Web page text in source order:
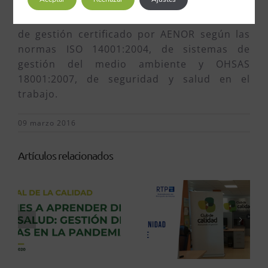
de gestión certificado por AENOR según las
normas ISO 14001:2004, de sistemas de
gestión del medio ambiente y OHSAS
18001:2007, de seguridad y salud en el
trabajo.
09 marzo 2016
Artículos relacionados